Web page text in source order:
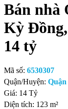
Bán nhà
Kỳ
14 tỷ
Mã số: 6530307
Quận/Huyện:
Giá: 14 Tỷ
Diện tích: 123 m²